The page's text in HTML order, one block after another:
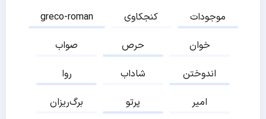
greco-roman
کنجکاوی
موجودات
صواب
حرص
خوان
روا
شاداب
اندوختن
برگ‌ریزان
پرتو
امیر